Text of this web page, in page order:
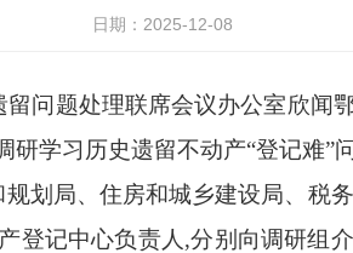
日期：2025-12-08
题处理联席会议办公室欣闻
学习历史遗留不动产“登记难”
局、住房和城乡建设局、税
登记中心负责人,分别向调研组